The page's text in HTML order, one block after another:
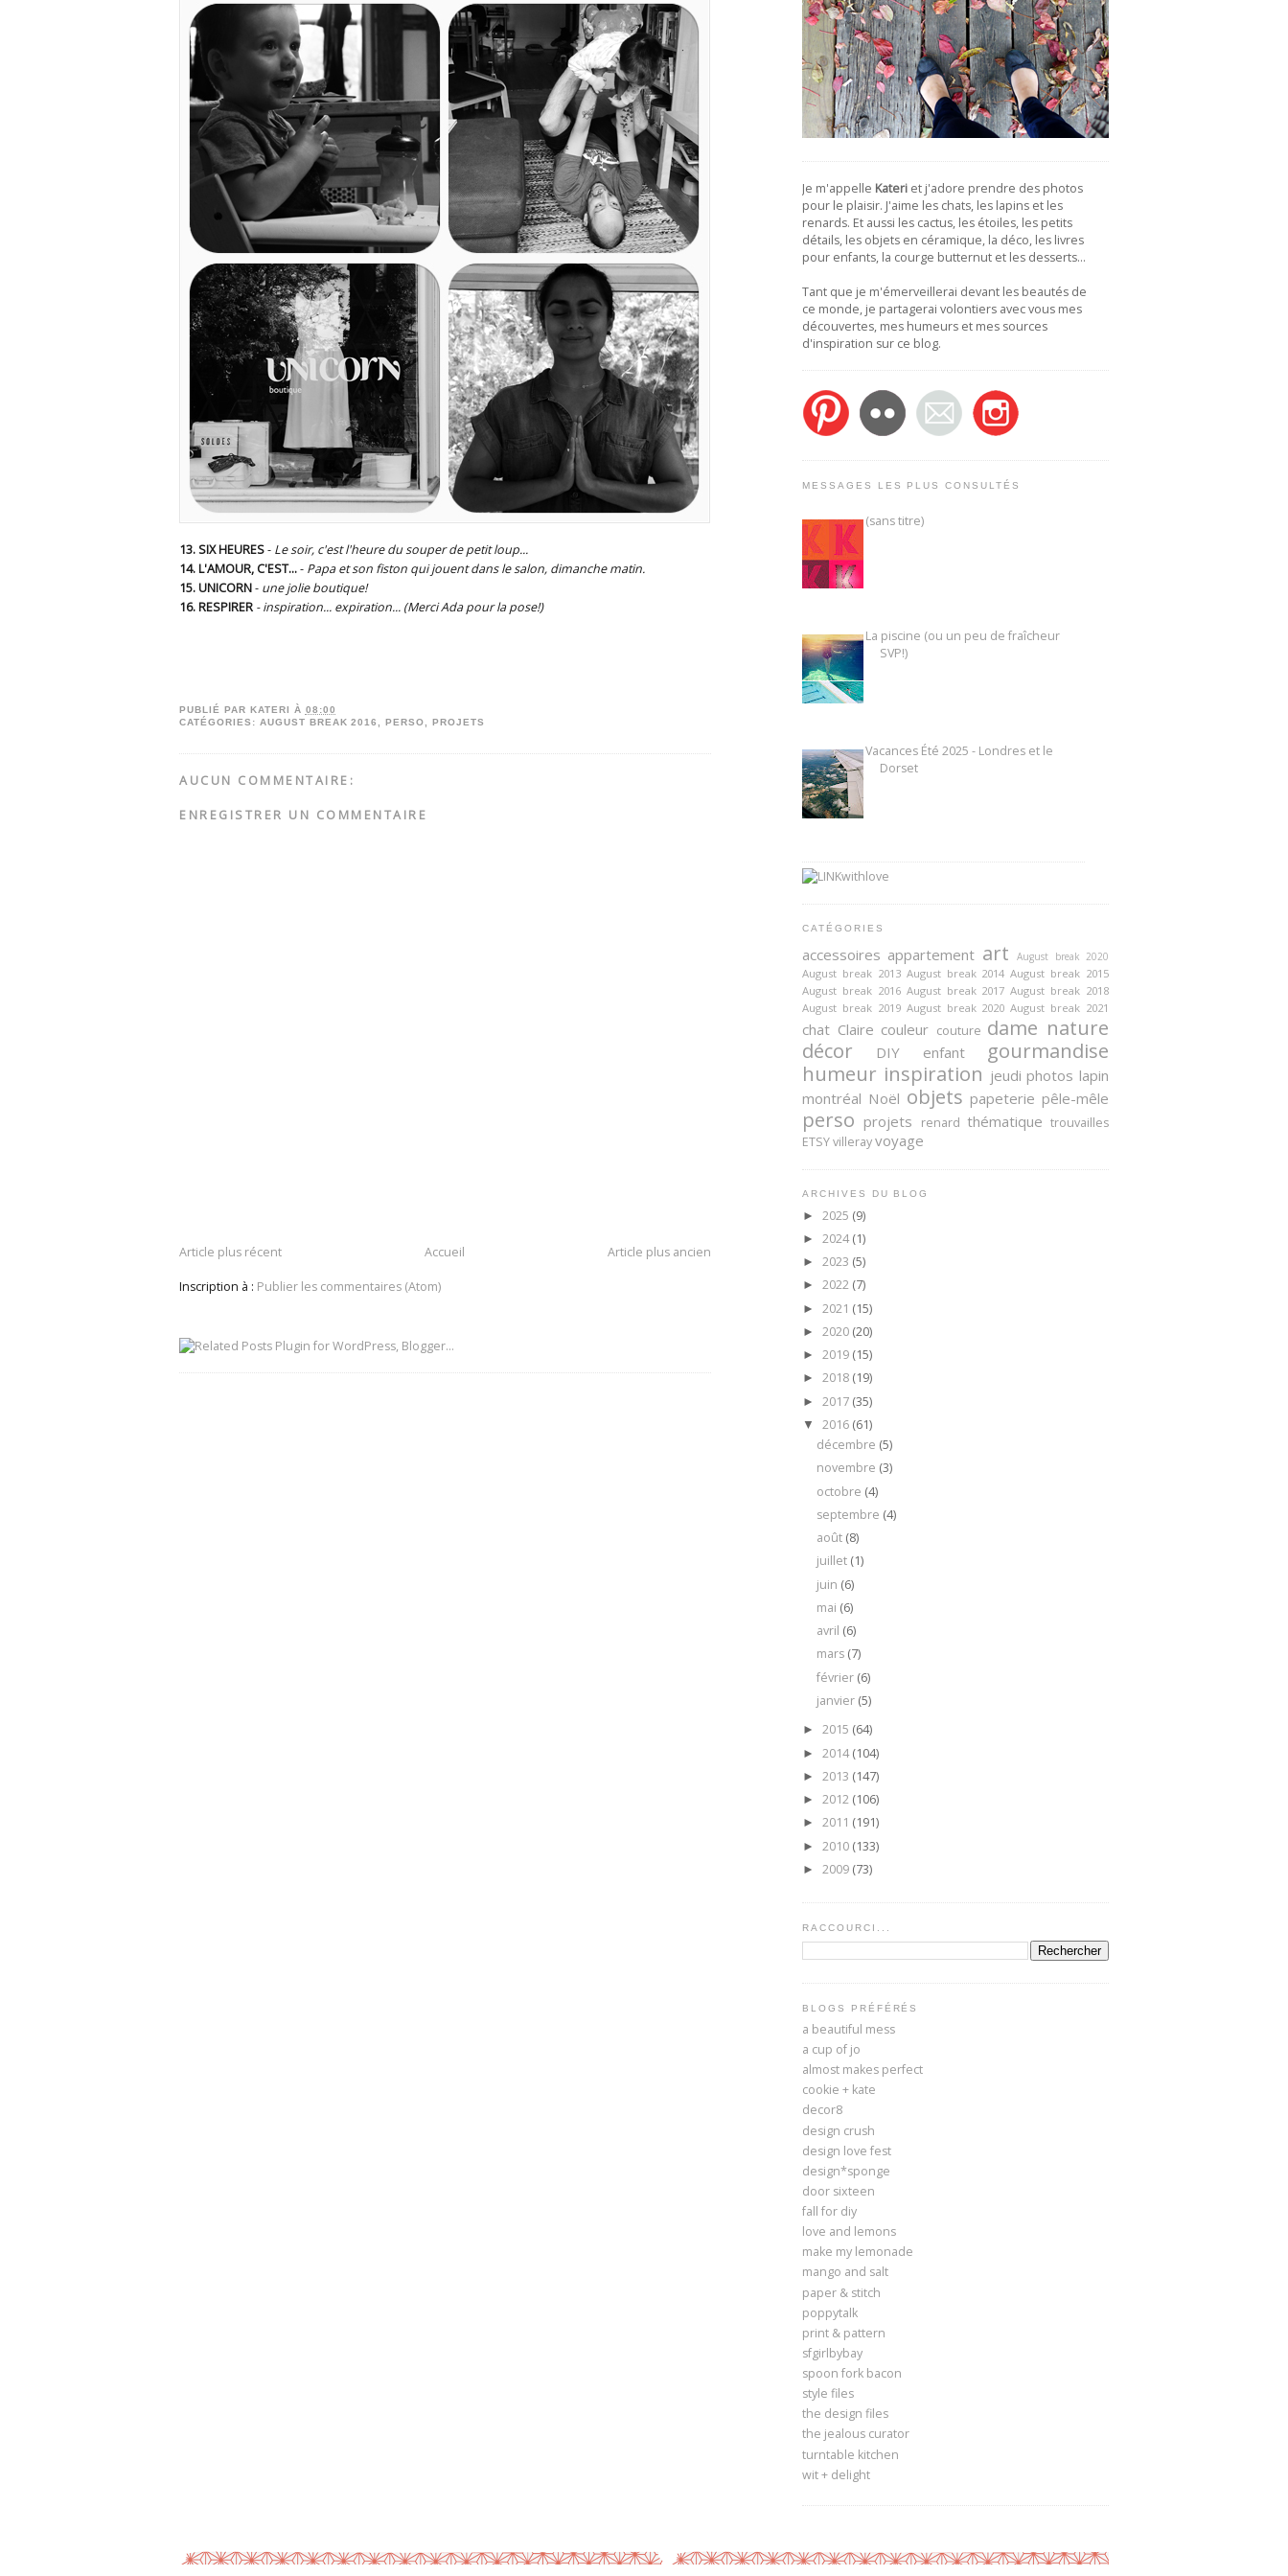
13. SIX HEURES- Le soir, c'est l'heure du souper de petit loup...
14. L'AMOUR, C'EST...- Papa et son fiston qui jouent dans le salon, dimanche matin.
15. UNICORN- une jolie boutique!
16. RESPIRER - inspiration... expiration... (Merci Ada pour la pose!)
PUBLIÉ PAR KATERI À 08:00
CATÉGORIES: AUGUST BREAK 2016 ,PERSO ,PROJETS
AUCUN COMMENTAIRE:
ENREGISTRER UN COMMENTAIRE
Article plus récent Article plus ancien
Accueil
Inscription à : Publier les commentaires (Atom)
Je m'appelle Kateri et j'adore prendre des photos
pour le plaisir. J'aime les chats, les lapins et les
renards. Et aussi les cactus, les étoiles, les petits
détails, les objets en céramique, la déco, les livres
pour enfants, la courge butternut et les desserts…
Tant que je m'émerveillerai devant les beautés de
ce monde, je partagerai volontiers avec vous mes
découvertes, mes humeurs et mes sources
d'inspiration sur ce blog.
MESSAGES LES PLUS CONSULTÉS
(sans titre)
La piscine (ou un peu de fraîcheur
SVP!)
Vacances Été 2025 - Londres et le
Dorset
CATÉGORIES
accessoires appartement art August break 2020
August break 2013 August break 2014 August break 2015
August break 2016 August break 2017 August break 2018
August break 2019 August break 2020 August break 2021
chat Claire couleur couture dame nature
décor
DIY enfant
gourmandise
humeur inspiration jeudi photos lapin
montréal Noël objets papeterie pêle-mêle
perso projets renard thématique trouvailles
ETSYvillerayvoyage
ARCHIVES DU BLOG
► 2025 (9)
► 2024(1)
► 2023 (5)
► 2022 (7)
► 2021 (15)
► 2020 (20)
► 2019 (15)
► 2018 (19)
► 2017 (35)
▼ 2016 (61)
décembre (5)
novembre (3)
octobre (4)
septembre (4)
août (8)
juillet (1)
juin (6)
mai (6)
avril (6)
mars (7)
février (6)
janvier (5)
► 2015 (64)
► 2014(104)
► 2013 (147)
► 2012 (106)
► 2011 (191)
► 2010 (133)
► 2009 (73)
RACCOURCI...
BLOGS PRÉFÉRÉS
a beautiful mess
a cup of jo
almost makes perfect
cookie + kate
decor8
design crush
design love fest
design*sponge
door sixteen
fall for diy
love and lemons
make my lemonade
mango and salt
paper & stitch
poppytalk
print & pattern
sfgirlbybay
spoon fork bacon
style files
the design files
the jealous curator
turntable kitchen
wit + delight